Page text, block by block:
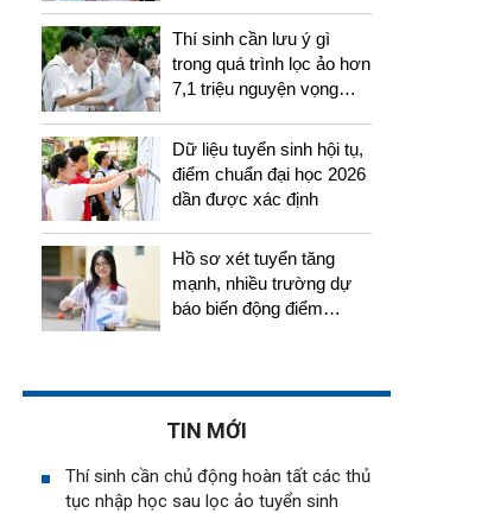
Thí sinh cần lưu ý gì
trong quá trình lọc ảo hơn
7,1 triệu nguyện vọng
Dữ liệu tuyển sinh hội tụ,
điểm chuẩn đại học 2026
dần được xác định
Hồ sơ xét tuyển tăng
mạnh, nhiều trường dự
báo biến động điểm
TIN MỚI
Thí sinh cần chủ động hoàn tất các thủ
tục nhập học sau lọc ảo tuyển sinh